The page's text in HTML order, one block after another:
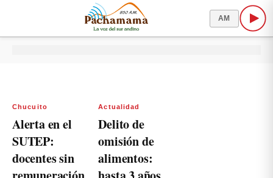
AM
Chucuito
Alerta en el
SUTEP:
docentes sin
Actualidad
Delito de
omisión de
alimentos: